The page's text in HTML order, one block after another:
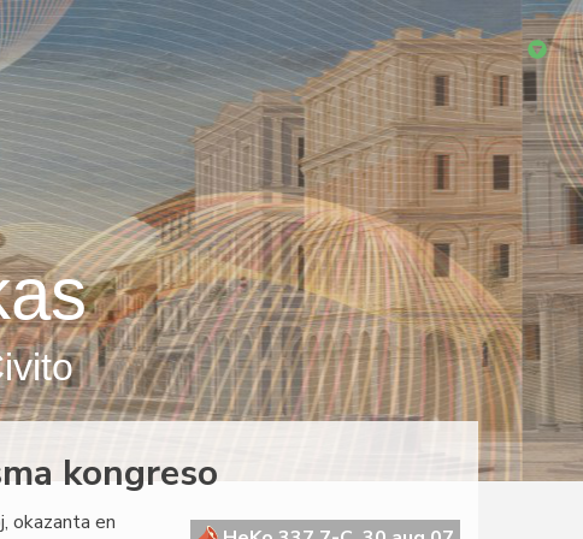
kongreso
okazanta en